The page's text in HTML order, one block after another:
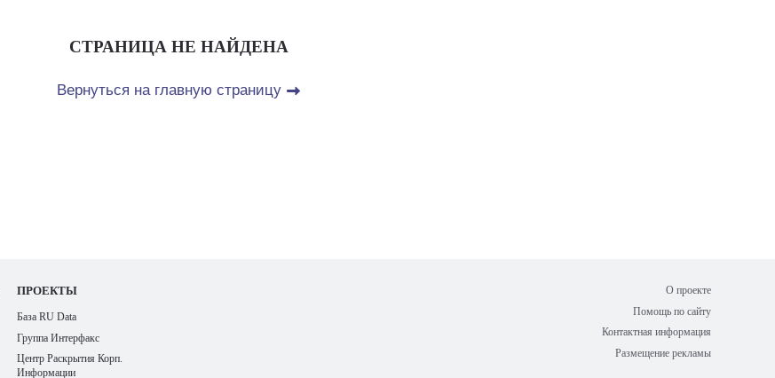
СТРАНИЦА НЕ НАЙДЕНА
Вернуться на главную страницу
ПРОЕКТЫ
База RU Data
Группа Интерфакс
Центр Раскрытия Корп.
Информации
О проекте
Помощь по сайту
Контактная информация
Размещение рекламы